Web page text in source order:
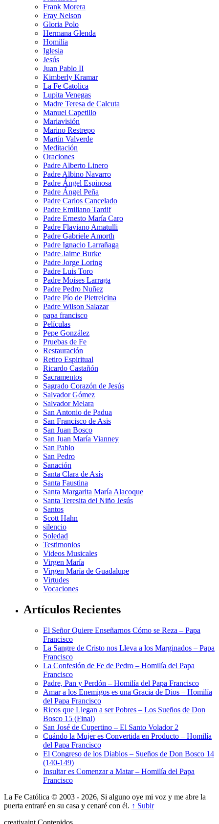
Frank Morera
Fray Nelson
Gloria Polo
Hermana Glenda
Homilía
Iglesia
Jesús
Juan Pablo II
Kimberly Kramar
La Fe Catolica
Lupita Venegas
Madre Teresa de Calcuta
Manuel Capetillo
Mariavisión
Marino Restrepo
Martín Valverde
Meditación
Oraciones
Padre Alberto Linero
Padre Albino Navarro
Padre Ángel Espinosa
Padre Ángel Peña
Padre Carlos Cancelado
Padre Emiliano Tardif
Padre Ernesto María Caro
Padre Flaviano Amatulli
Padre Gabriele Amorth
Padre Ignacio Larrañaga
Padre Jaime Burke
Padre Jorge Loring
Padre Luis Toro
Padre Moises Larraga
Padre Pedro Nuñez
Padre Pío de Pietrelcina
Padre Wilson Salazar
papa francisco
Películas
Pepe González
Pruebas de Fe
Restauración
Retiro Espiritual
Ricardo Castañón
Sacramentos
Sagrado Corazón de Jesús
Salvador Gómez
Salvador Melara
San Antonio de Padua
San Francisco de Asis
San Juan Bosco
San Juan María Vianney
San Pablo
San Pedro
Sanación
Santa Clara de Asís
Santa Faustina
Santa Margarita María Alacoque
Santa Teresita del Niño Jesús
Santos
Scott Hahn
silencio
Soledad
Testimonios
Videos Musicales
Virgen María
Virgen María de Guadalupe
Virtudes
Vocaciones
Artículos Recientes
El Señor Quiere Enseñarnos Cómo se Reza – Papa
Francisco
La Sangre de Cristo nos Lleva a los Marginados – Papa
Francisco
La Confesión de Fe de Pedro – Homilía del Papa
Francisco
Padre, Pan y Perdón – Homilía del Papa Francisco
Amar a los Enemigos es una Gracia de Dios – Homilía
del Papa Francisco
Ricos que Llegan a ser Pobres – Los Sueños de Don
Bosco 15 (Final)
San José de Cupertino – El Santo Volador 2
Cuándo la Mujer es Convertida en Producto – Homilía
del Papa Francisco
El Congreso de los Diablos – Sueños de Don Bosco 14
(140-149)
Insultar es Comenzar a Matar – Homilía del Papa
Francisco
La Fe Católica © 2003 - 2026, Si alguno oye mi voz y me abre la
puerta entraré en su casa y cenaré con él. ↑ Subir
creativaint Contenidos